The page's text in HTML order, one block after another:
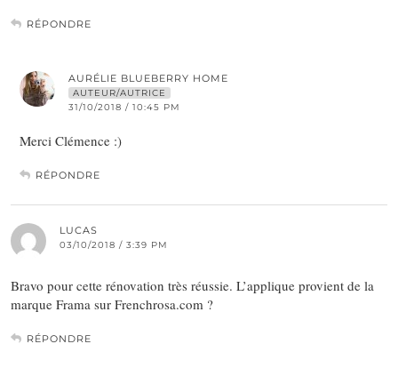
RÉPONDRE
AURÉLIE BLUEBERRY HOME
AUTEUR/AUTRICE
31/10/2018 / 10:45 PM
Merci Clémence :)
RÉPONDRE
LUCAS
03/10/2018 / 3:39 PM
Bravo pour cette rénovation très réussie. L’applique provient de la
marque Frama sur Frenchrosa.com ?
RÉPONDRE